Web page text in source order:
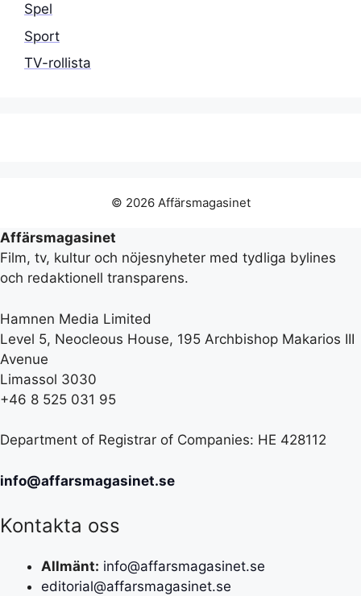
Spel
Sport
TV-rollista
© 2026 Affärsmagasinet
Affärsmagasinet
Film, tv, kultur och nöjesnyheter med tydliga bylines
och redaktionell transparens.
Hamnen Media Limited
Level 5, Neocleous House, 195 Archbishop Makarios III
Avenue
Limassol 3030
+46 8 525 031 95
Department of Registrar of Companies: HE 428112
info@affarsmagasinet.se
Kontakta oss
Allmänt: info@affarsmagasinet.se
editorial@affarsmagasinet.se